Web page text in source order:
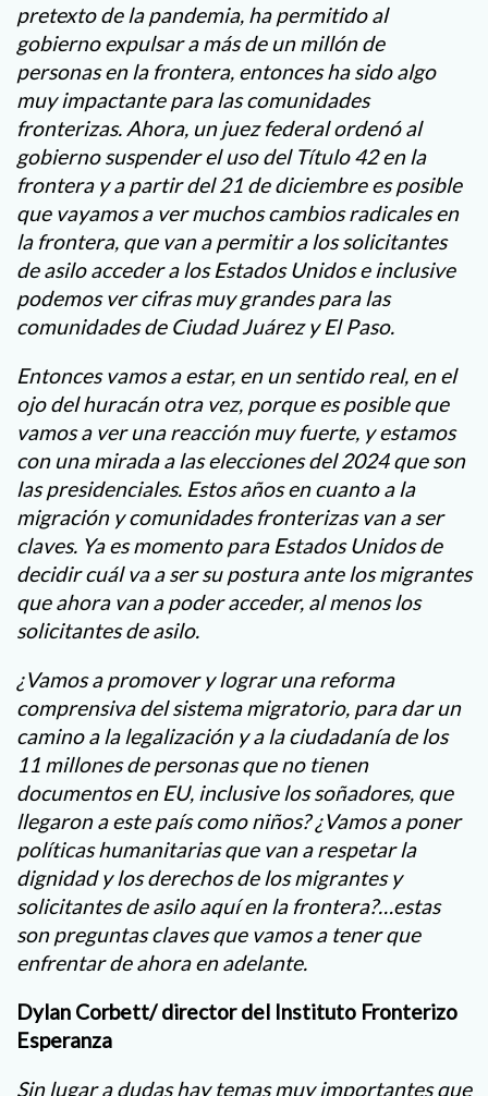
pretexto de la pandemia, ha permitido al
gobierno expulsar a más de un millón de
personas en la frontera, entonces ha sido algo
muy impactante para las comunidades
fronterizas. Ahora, un juez federal ordenó al
gobierno suspender el uso del Título 42 en la
frontera y a partir del 21 de diciembre es posible
que vayamos a ver muchos cambios radicales en
la frontera, que van a permitir a los solicitantes
de asilo acceder a los Estados Unidos e inclusive
podemos ver cifras muy grandes para las
comunidades de Ciudad Juárez y El Paso.
Entonces vamos a estar, en un sentido real, en el
ojo del huracán otra vez, porque es posible que
vamos a ver una reacción muy fuerte, y estamos
con una mirada a las elecciones del 2024 que son
las presidenciales. Estos años en cuanto a la
migración y comunidades fronterizas van a ser
claves. Ya es momento para Estados Unidos de
decidir cuál va a ser su postura ante los migrantes
que ahora van a poder acceder, al menos los
solicitantes de asilo.
¿Vamos a promover y lograr una reforma
comprensiva del sistema migratorio, para dar un
camino a la legalización y a la ciudadanía de los
11 millones de personas que no tienen
documentos en EU, inclusive los soñadores, que
llegaron a este país como niños? ¿Vamos a poner
políticas humanitarias que van a respetar la
dignidad y los derechos de los migrantes y
solicitantes de asilo aquí en la frontera?…estas
son preguntas claves que vamos a tener que
enfrentar de ahora en adelante.
Dylan Corbett/ director del Instituto Fronterizo
Esperanza
Sin lugar a dudas hay temas muy importantes que